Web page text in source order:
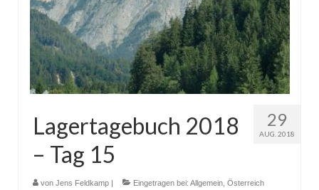
29
AUG. 2018
Lagertagebuch 2018
– Tag 15
von Jens Feldkamp | Eingetragen bei: Allgemein Österreich